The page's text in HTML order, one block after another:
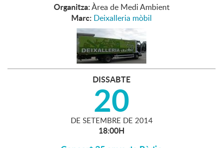
Organitza:Àrea de Medi Ambient
Marc: Deixalleria mòbil
DISSABTE
20
DE SETEMBRE DE 2014
18:00H